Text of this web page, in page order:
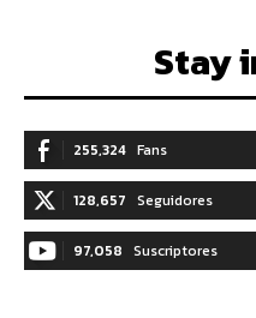
Stay
255,324 Fans
128,657 Seguidores
97,058 Suscriptores